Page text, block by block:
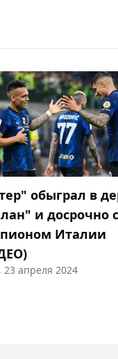
обыграл в
и досрочно
Италии
23 апреля 2024